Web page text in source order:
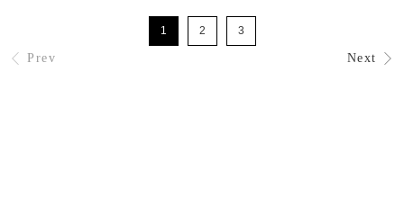
Prev
1 2 3
Next